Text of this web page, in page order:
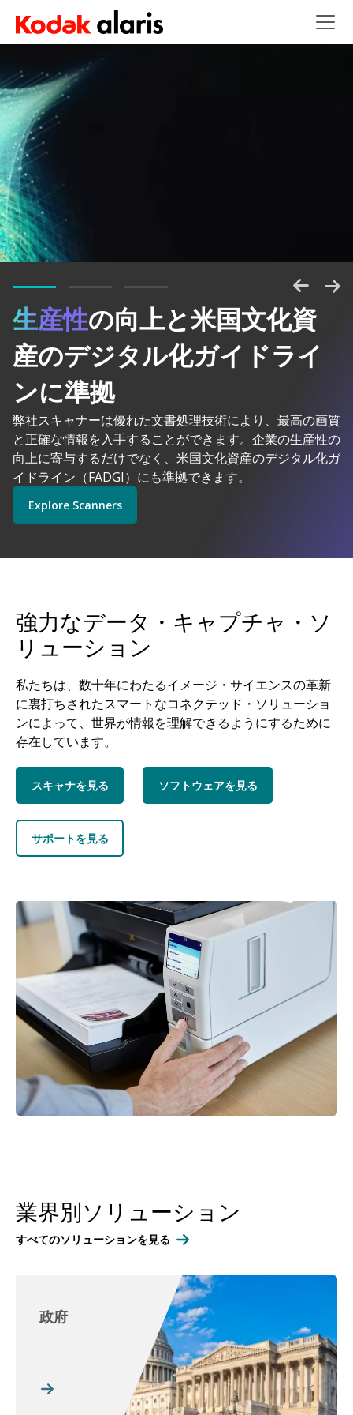
Skip to main content
生産性の向上と米国文化資
産のデジタル化ガイドライ
ンに準拠
弊社スキャナーは優れた文書処理技術により、最高の画質
と正確な情報を入手することができます。企業の生産性の
向上に寄与するだけでなく、米国文化資産のデジタル化ガ
イドライン（FADGI）にも準拠できます。
Explore Scanners
AIを搭載した
Get Started
情報のパワーを解き放つ
コダックアラリスは理にかなっています
Explore Software Explore Scanners
Explore Services
強力なデータ・キャプチャ・ソ
リューション
私たちは、数十年にわたるイメージ・サイエンスの革新
に裏打ちされたスマートなコネクテッド・ソリューショ
ンによって、世界が情報を理解できるようにするために
存在しています。
スキャナを見る ソフトウェアを見る
サポートを見る
画像
業界別ソリューション
すべてのソリューションを見る
政府